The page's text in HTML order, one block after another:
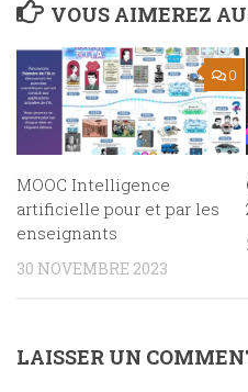
VOUS AIMEREZ
0
MOOC Intelligence
artificielle pour et par les
enseignants
30 NOVEMBRE 2023
LAISSER UN